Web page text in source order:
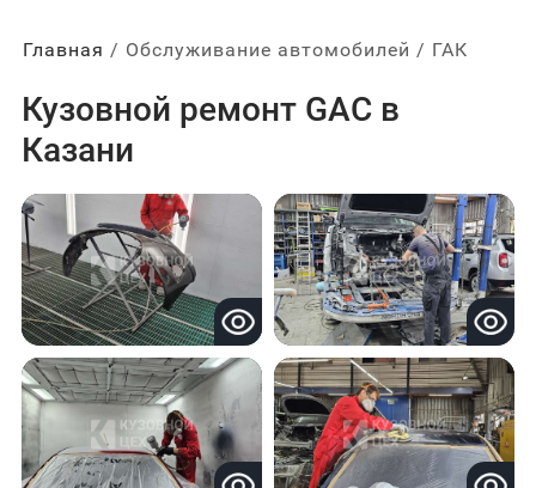
Главная Обслуживание автомобилей ГАК
Кузовной ремонт GAC в
Казани